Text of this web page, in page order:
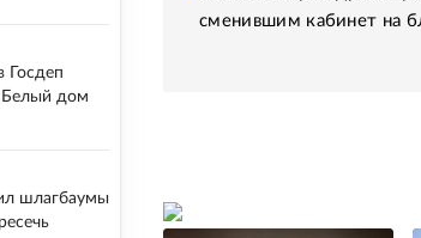
сменившим кабинет на
Госдеп
Белый дом
шлагбаумы